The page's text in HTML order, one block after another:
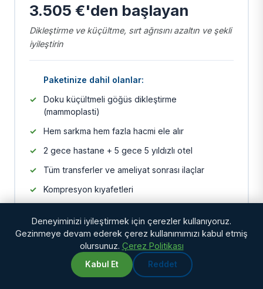
3.505 €'den başlayan
Dikleştirme ve küçültme, sırt ağrısını azaltın ve şekli
iyileştirin
Paketinize dahil olanlar:
Doku küçültmeli göğüs dikleştirme
(mammoplasti)
Hem sarkma hem fazla hacmi ele alır
2 gece hastane + 5 gece 5 yıldızlı otel
Tüm transferler ve ameliyat sonrası ilaçlar
Kompresyon kıyafetleri
Göğüs dikleştirme ayrıca £3.900'den başlayan
fiyatlarla büyütme (implant) ile birleştirilebilir, hem
WhatsApp Chat with us
Deneyiminizi iyileştirmek için çerezler kullanıyoruz.
Gezinmeye devam ederek çerez kullanımımızı kabul etmiş
olursunuz. Çerez Politikası
Kabul Et Reddet